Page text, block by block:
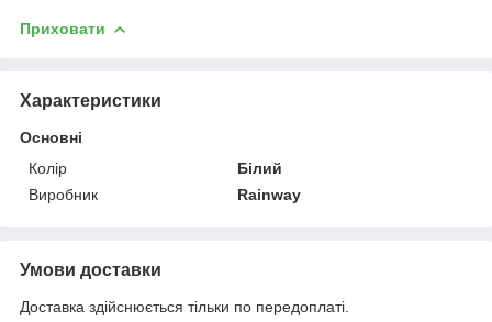
Приховати
Характеристики
Основні
Колір
Білий
Виробник
Rainway
Умови доставки
Доставка здійснюється тільки по передоплаті.